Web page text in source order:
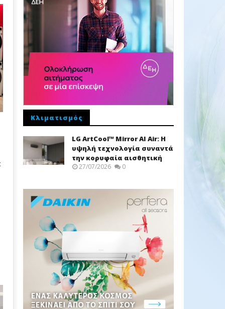
Κλιματισμός
LG ArtCool™ Mirror AI Air: Η
υψηλή τεχνολογία συναντά
την κορυφαία αισθητική
27/07/2026 0